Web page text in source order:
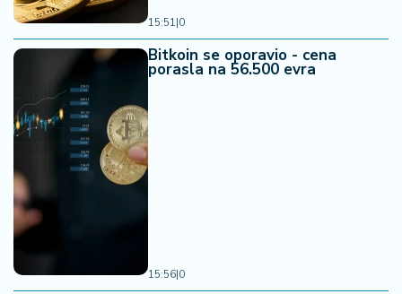
15:51|0
Bitkoin se oporavio - cena
porasla na 56.500 evra
15:56|0